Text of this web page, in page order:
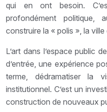
qui en ont besoin.
profondément
construire la « polis », la ville
L’art dans l’espace public
d’entrée, une expérience
terme, dédramatiser la
institutionnel. C’est un
construction de nouveaux